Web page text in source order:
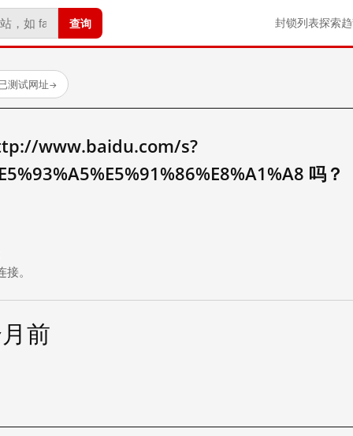
查询 封锁列表探索
测试网址→
www.baidu.com/s?
吗？
。
前